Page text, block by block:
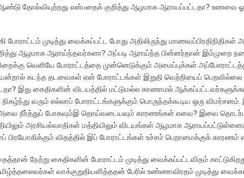
தோல்வியுற்றது என்பதைக் குறித்து ஆழமாக ஆராயப்பட்டதா?
போராட்டம் முடித்து வைக்கப்பட்ட போது அதிலிருந்து
ஆழமாக ஆராய்ந்தவர்களா? அப்படி ஆராய்ந்த பின்னர்தான் இம்முறை
வெளியே போராட்டத்தை முன்னெடுக்கும் அமைப்புக்கள்
கடந்த தடவைகள் ஏன் போராட்டங்கள் இறுதி வெற்றியைப்
இது கைதிகளின் விடயத்தில் மட்டுமல்ல காணாமல்
வரும் எல்லாப் போராட்டங்களுக்கும் பொருந்தக்கூடிய ஒரு
நீர்த்துப் போகவும்இ தொய்வடையவும் காரணங்கள் எவை? இவை
அரசியல்வாதிகள் மத்தியிலும் விடயங்கள் ஆழமாக
விதத்தில் இப் போராட்டங்கள் உச்சம் பெறாமைக்குக்
நேற்று கைதிகளின் போராட்டம் முடித்து வைக்கப்பட்டவிதம்
வாக்குறுதியளித்ததன் பேரில் உண்ணாவிரதம் முடித்து